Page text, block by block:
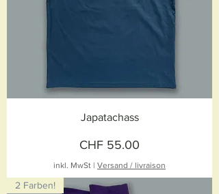
Japatachass
Preis
CHF 55.00
inkl. MwSt | Versand / livraison
2 Farben!